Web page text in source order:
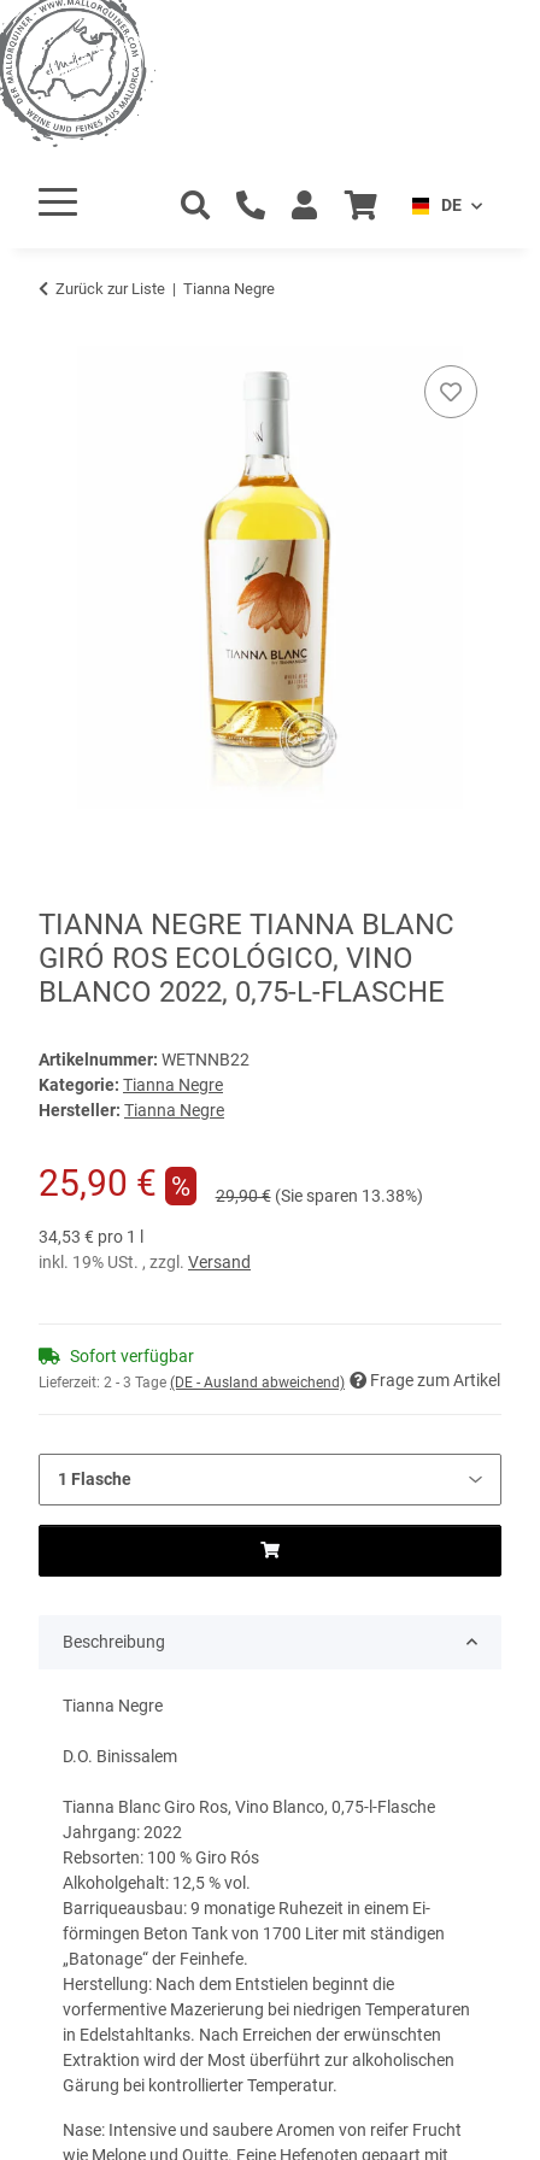
DE
Zurück zur Liste Tianna Negre
TIANNA NEGRE TIANNA BLANC
GIRÓ ROS ECOLÓGICO, VINO
BLANCO 2022, 0,75-L-FLASCHE
Artikelnummer: WETNNB22
Kategorie: Tianna Negre
Hersteller: Tianna Negre
25,90 € % 29,90 €(Sie sparen 13.38%)
34,53 € pro 1 l
inkl. 19% USt. , zzgl. Versand
Sofort verfügbar
Lieferzeit: 2 - 3 Tage (DE - Ausland abweichend) Frage zum Artikel
Beschreibung
Tianna Negre
D.O. Binissalem
Tianna Blanc Giro Ros, Vino Blanco, 0,75-l-Flasche
Jahrgang: 2022
Rebsorten: 100 % Giro Rós
Alkoholgehalt: 12,5 % vol.
Barriqueausbau: 9 monatige Ruhezeit in einem Ei-
förmingen Beton Tank von 1700 Liter mit ständigen
„Batonage“ der Feinhefe.
Herstellung: Nach dem Entstielen beginnt die
vorfermentive Mazerierung bei niedrigen Temperaturen
in Edelstahltanks. Nach Erreichen der erwünschten
Extraktion wird der Most überführt zur alkoholischen
Gärung bei kontrollierter Temperatur.
Nase: Intensive und saubere Aromen von reifer Frucht
wie Melone und Quitte. Feine Hefenoten gepaart mit